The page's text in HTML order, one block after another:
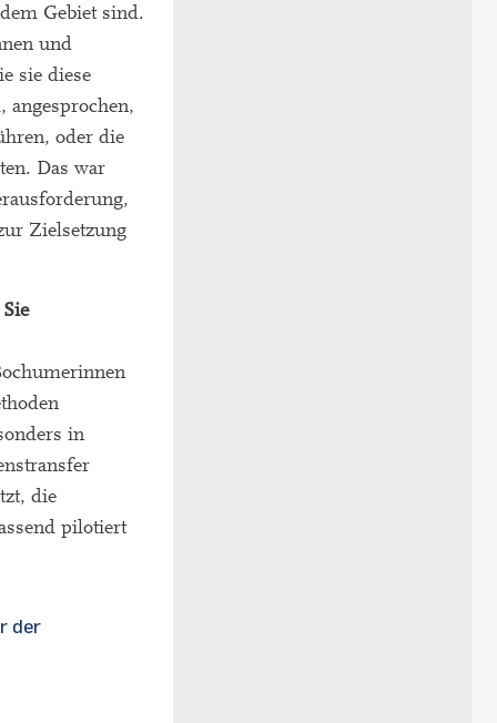
Gebiet sind.
und
sie diese
angesprochen,
oder die
Das war
Zielsetzung
in
die
pilotiert
der